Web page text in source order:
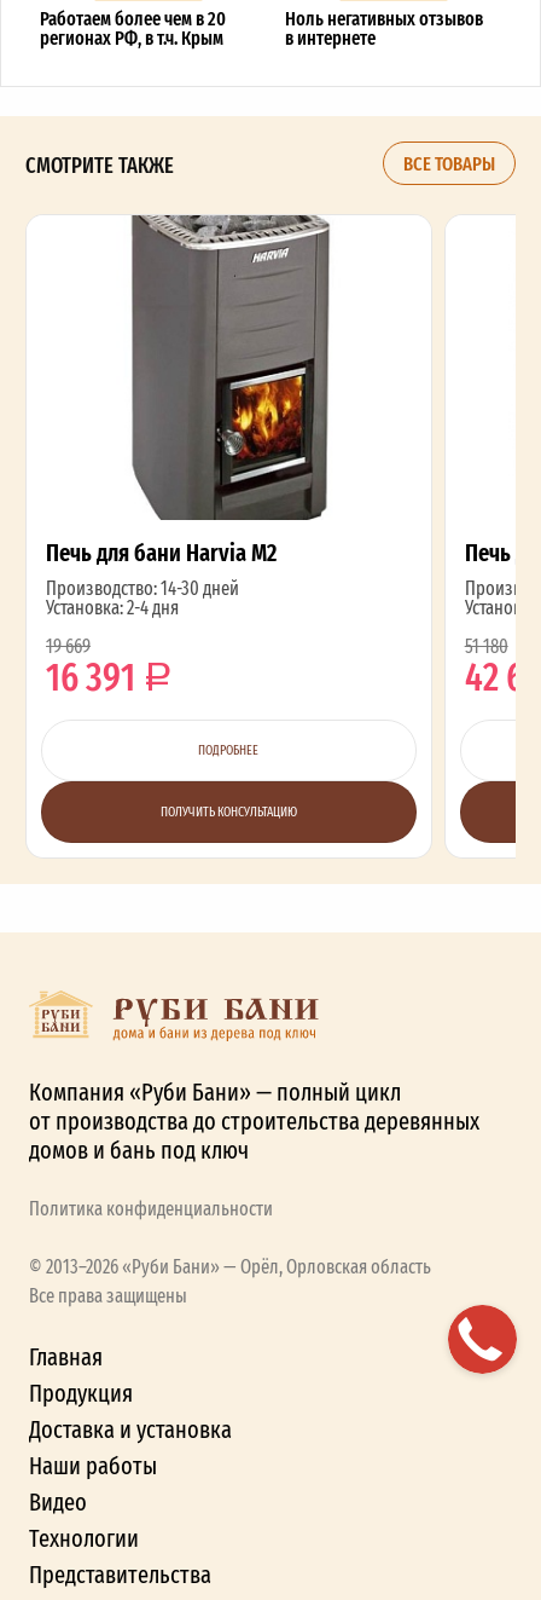
Работаем более чем в 20
регионах РФ, в т.ч. Крым
Ноль негативных отзывов
в интернете
СМОТРИТЕ ТАКЖЕ ВСЕ ТОВАРЫ
Печь для бани Harvia M2
Производство: 14-30 дней
Установка: 2-4 дня
19 669
16 391
ПОДРОБНЕЕ
ПОЛУЧИТЬ КОНСУЛЬТАЦИЮ
Печь
51 180
42
Компания «Руби Бани» — полный цикл
от производства до строительства деревянных
домов и бань под ключ
Политика конфиденциальности
© 2013–2026 «Руби Бани» — Орёл, Орловская область
Все права защищены
Главная
Продукция
Доставка и установка
Наши работы
Видео
Технологии
Представительства